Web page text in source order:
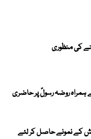
کی منظوری
ہمراہ روضہ رسولؐ پر حاضری
کے نمونے حاصل کر لئے